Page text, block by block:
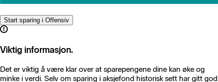
Start sparing i Offensiv
Viktig informasjon.
Det er viktig å være klar over at sparepengene dine kan øke og
minke i verdi. Selv om sparing i aksjefond historisk sett har gitt god